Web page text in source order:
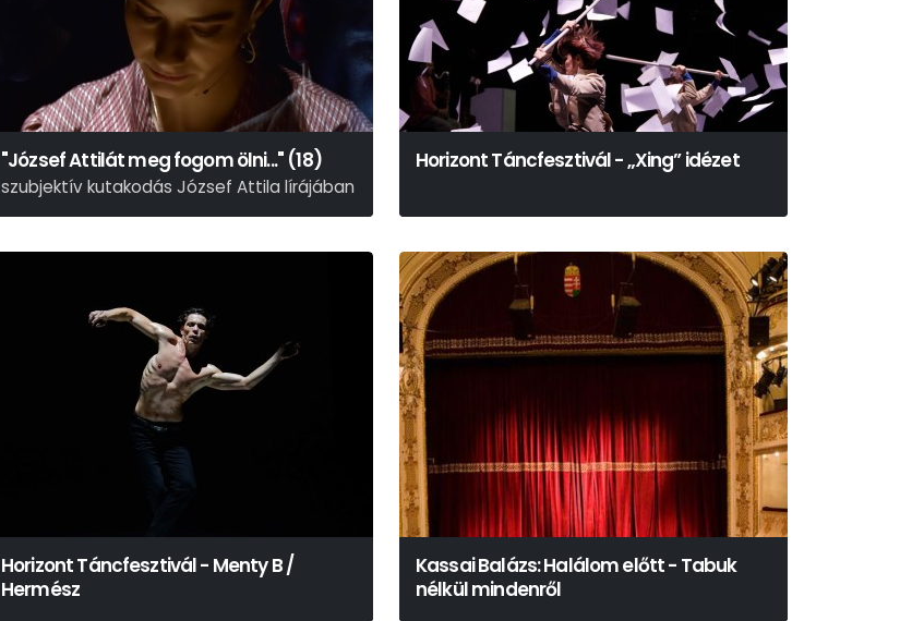
"József Attilát meg fogom ölni..." (18)
szubjektív kutakodás József Attila lírájában
Horizont Táncfesztivál - „Xing” idézet
Horizont Táncfesztivál - Menty B /
Hermész
Kassai Balázs: Halálom előtt - Tabuk
nélkül mindenről